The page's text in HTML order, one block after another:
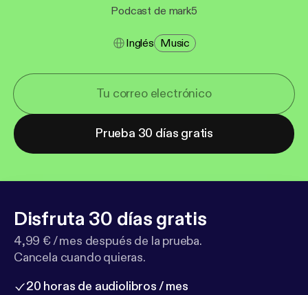
Podcast de mark5
Inglés Music
Prueba 30 días gratis
Disfruta 30 días gratis
4,99 € / mes después de la prueba.
Cancela cuando quieras.
20 horas de audiolibros / mes